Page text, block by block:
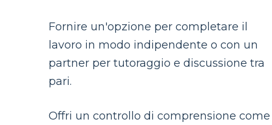
Fornire un'opzione per completare il
lavoro in modo indipendente o con un
partner per tutoraggio e discussione tra
pari.
Offri un controllo di comprensione come